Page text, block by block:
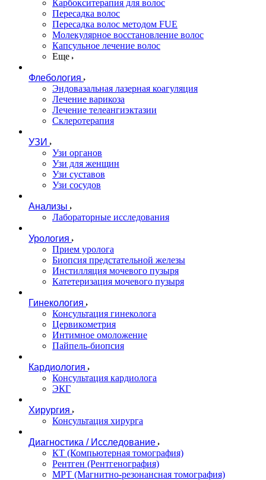
Карбокситерапия для волос
Пересадка волос
Пересадка волос методом FUE
Молекулярное восстановление волос
Капсульное лечение волос
Еще
Флебология
Эндовазальная лазерная коагуляция
Лечение варикоза
Лечение телеангиэктазии
Склеротерапия
УЗИ
Узи органов
Узи для женщин
Узи cуставов
Узи сосудов
Анализы
Лабораторные исследования
Урология
Прием уролога
Биопсия предстательной железы
Инстилляция мочевого пузыря
Катетеризация мочевого пузыря
Гинекология
Консультация гинеколога
Цервикометрия
Интимное омоложение
Пайпель-биопсия
Кардиология
Консультация кардиолога
ЭКГ
Хирургия
Консультация хирурга
Диагностика / Исследование
КТ (Компьютерная томография)
Рентген (Рентгенография)
МРТ (Магнитно-резонансная томография)